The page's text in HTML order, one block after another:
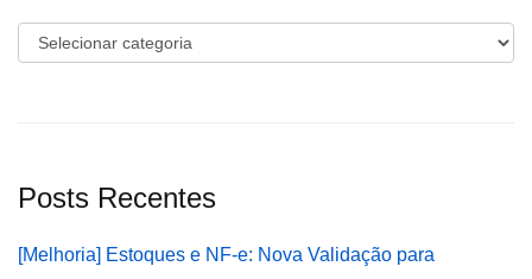
Categorias
Posts Recentes
[Melhoria] Estoques e NF-e: Nova Validação para